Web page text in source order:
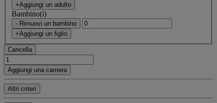
+Aggiungi un adulto
Bambino(i)
- Rimuovi un bambino
+Aggiungi un figlio
Cancella
Aggiungi una camera
Altri criteri